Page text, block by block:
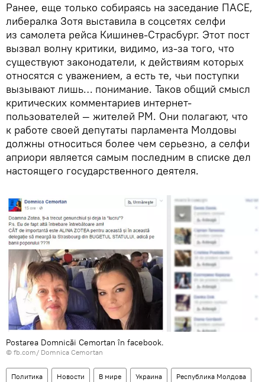
Ранее, еще только собираясь на заседание ПАСЕ,
либералка Зотя выставила в соцсетях селфи
из самолета рейса Кишинев-Страсбург. Этот пост
вызвал волну критики, видимо, из-за того, что
существуют законодатели, к действиям которых
относятся с уважением, а есть те, чьи поступки
вызывают лишь… понимание. Таков общий смысл
критических комментариев интернет-
пользователей — жителей РМ. Они полагают, что
к работе своей депутаты парламента Молдовы
должны относиться более чем серьезно, а селфи
априори является самым последним в списке дел
настоящего государственного деятеля.
Postarea Domnicăi Cemortan în facebook.
© fb.com/ Domnica Cemortan
Политика Новости В мире Украина Республика Молдова